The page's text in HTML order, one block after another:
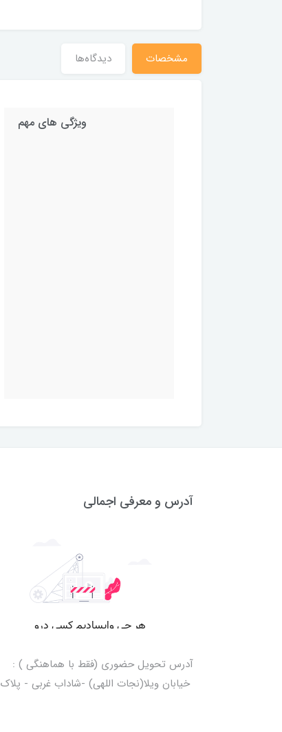
مشخصات دیدگاه‌ها
ویژگی های مهم
آدرس و معرفی اجمالی
آدرس تحویل حضوری (فقط با هماهنگی ) :
خیابان ویلا(نجات اللهی) -شاداب غربی - پلاک 49